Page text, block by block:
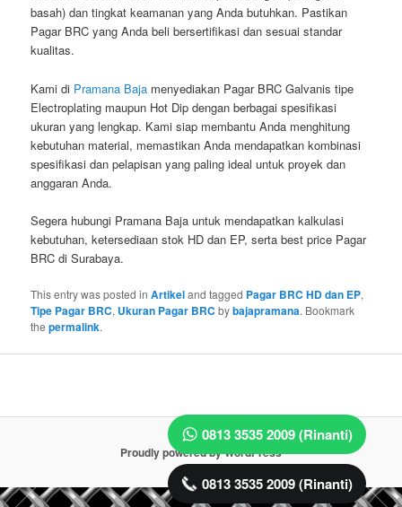
basah) dan tingkat keamanan yang Anda butuhkan. Pastikan
Pagar BRC yang Anda beli bersertifikasi dan sesuai standar
kualitas.
Kami di Pramana Baja menyediakan Pagar BRC Galvanis tipe
Electroplating maupun Hot Dip dengan berbagai spesifikasi
ukuran yang lengkap. Kami siap membantu Anda menghitung
kebutuhan material, memastikan Anda mendapatkan kombinasi
spesifikasi dan pelapisan yang paling ideal untuk proyek dan
anggaran Anda.
Segera hubungi Pramana Baja untuk mendapatkan kalkulasi
kebutuhan, ketersediaan stok HD dan EP, serta best price Pagar
BRC di Surabaya.
This entry was posted inArtikeland tagged Pagar BRC HD dan EP,
Tipe Pagar BRC, Ukuran Pagar BRC bybajapramana. Bookmark
thepermalink.
0813 3535 2009 (Rinanti)
0813 3535 2009 (Rinanti)
Proudly powered by WordPress